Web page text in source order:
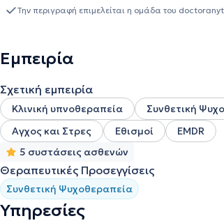
δομές ψυχοκοινωνικής υποστήριξης
υποστήριξη σε ευάλωτες κοινωνικές ομάδες,
Δεύτερης Ευκαιρίας Δικαστικής Φυλακής
Την περιγραφή επιμελείται η ομάδα του
Εμπειρία
Σχετική εμπειρία
Κλινική υπνοθεραπεία Συνθετική
Αγχος και Στρες
Εθισμοί
EMDR
5 συστάσεις ασθενών
Θεραπευτικές Προσεγγίσεις
Συνθετική Ψυχοθεραπεία
Υπηρεσίες